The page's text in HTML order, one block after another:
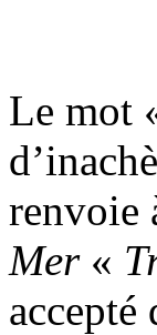
Le mot
renvoie
Mer «
accepté